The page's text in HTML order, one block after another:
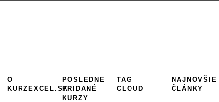
O
KURZEXCEL.SK
POSLEDNE
PRIDANÉ
KURZY
TAG
CLOUD
NAJNOVŠIE
ČLÁNKY